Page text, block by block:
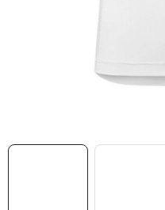
Obchodní podmínky